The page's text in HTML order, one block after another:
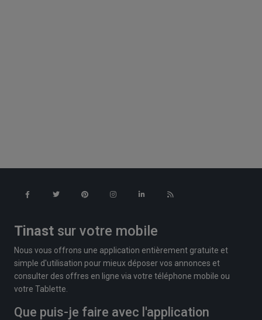
Tinast sur votre mobile
Nous vous offrons une application entièrement gratuite et
simple d'utilisation pour mieux déposer vos annonces et
consulter des offres en ligne via votre téléphone mobile ou
votre Tablette.
Que puis-je faire avec l'application